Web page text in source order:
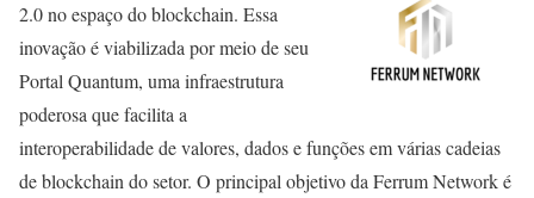
2.0 no espaço do blockchain. Essa
inovação é viabilizada por meio de seu
Portal Quantum, uma infraestrutura
poderosa que facilita a
interoperabilidade de valores, dados e funções em várias cadeias
de blockchain do setor. O principal objetivo da Ferrum Network é